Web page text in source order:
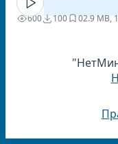
600 100 02.9 MB,